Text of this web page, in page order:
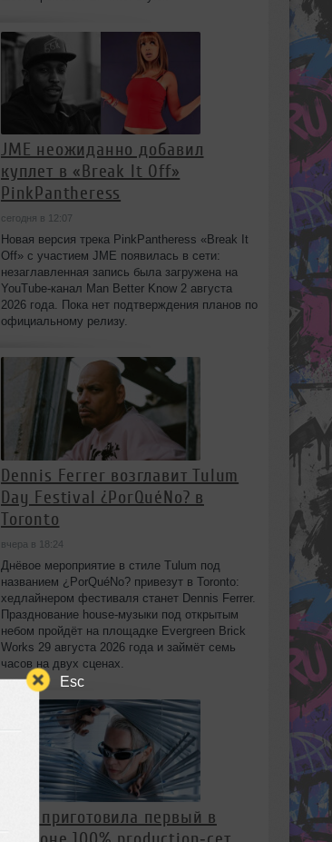
Esc
JME неожиданно добавил
куплет в «Break It Off»
PinkPantheress
сегодня в 12:07
Новая версия трека PinkPantheress «Break It
Off» с участием JME появилась в сети:
незаглавленная запись была загружена на
YouTube-канал Man Better Know 2 августа
2026 года. Пока нет подтверждения планов по
официальному релизу.
Dennis Ferrer возглавит Tulum
Day Festival ¿PorQuéNo? в
Toronto
вчера в 18:24
Днёвое мероприятие в стиле Tulum под
названием ¿PorQuéNo? привезут в Toronto:
хедлайнером фестиваля станет Dennis Ferrer.
Празднование house-музыки под открытым
небом пройдёт на площадке Evergreen Brick
Works 29 августа 2026 года и займёт семь
часов на двух сценах.
HAAi приготовила первый в